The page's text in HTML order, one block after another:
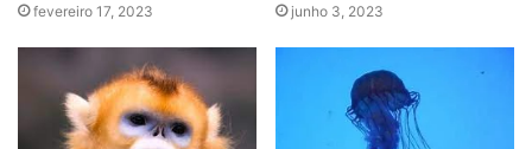
fevereiro 17, 2023 junho 3, 2023